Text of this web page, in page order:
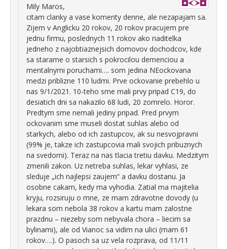
Mily Maros,
citam clanky a vase komenty denne, ale nezapajam sa.
Zijem v Anglicku 20 rokov, 20 rokov pracujem pre
jednu firmu, poslednych 11 rokov ako riaditelka
jedneho z najobtiaznejsich domovov dochodcov, kde
sa starame o starsich s pokrocilou demenciou a
mentalnymi poruchami…. som jedina NEockovana
medzi priblizne 110 ludmi. Prve ockovanie prebehlo u
nas 9/1/2021. 10-teho sme mali prvy pripad C19, do
desiatich dni sa nakazilo 68 ludi, 20 zomrelo. Horor.
Predtym sme nemali jediny pripad. Pred prvym
ockovanim sme museli dostat suhlas alebo od
starkych, alebo od ich zastupcov, ak su nesvojpravni
(99% je, takze ich zastupcovia mali svojich pribuznych
na svedomi). Teraz na nas tlacia tretiu davku. Medzitym
zmenili zakon. Uz netreba suhlas, lekar vyhlasi, ze
sleduje „ich najlepsi zaujem“ a davku dostanu. Ja
osobne cakam, kedy ma vyhodia. Zatial ma majitelia
kryju, rozsiruju o mne, ze mam zdravotne dovody (u
lekara som nebola 38 rokov a kartu mam zalostne
prazdnu – niezeby som nebyvala chora – liecim sa
bylinami), ale od Vianoc sa vidim na ulici (mam 61
rokov….). O pasoch sa uz vela rozprava, od 11/11